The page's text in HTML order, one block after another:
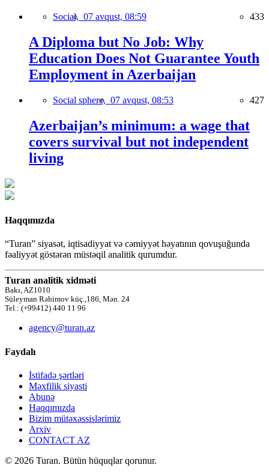
Social, 07 avqust, 08:59 433
A Diploma but No Job: Why
Education Does Not Guarantee Youth
Employment in Azerbaijan
Social sphere, 07 avqust, 08:53 427
Azerbaijan’s minimum: a wage that
covers survival but not independent
living
Haqqımızda
“Turan” siyasət, iqtisadiyyat və cəmiyyət həyatının qovuşuğunda
fəaliyyət göstərən müstəqil analitik qurumdur.
Turan analitik xidməti
Bakı, AZ1010
Süleyman Rəhimov küç.,186, Mən. 24
Tel.: (+99412) 440 11 96
agency@turan.az
Faydalı
İstifadə şərtləri
Məxfilik siyasti
Abunə
Haqqımızda
Bizim mütəxəssislərimiz
Arxiv
CONTACT AZ
© 2026 Turan. Bütün hüquqlar qorunur.